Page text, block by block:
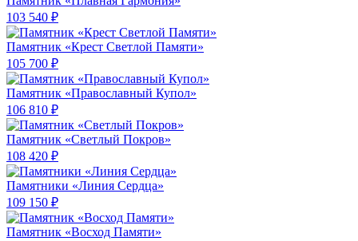
103 540 ₽
Памятник «Крест Светлой Памяти»
105 700 ₽
Памятник «Православный Купол»
106 810 ₽
Памятник «Светлый Покров»
108 420 ₽
Памятники «Линия Сердца»
109 150 ₽
Памятник «Восход Памяти»